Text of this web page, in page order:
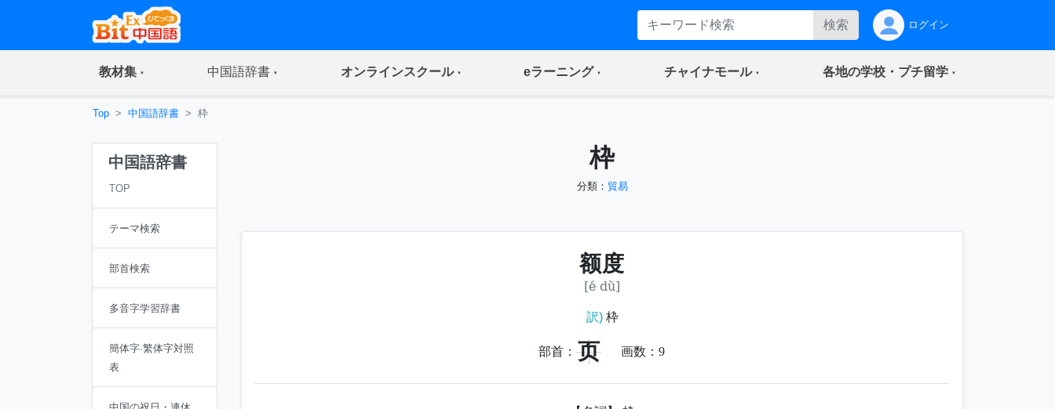
検索 ログイン
教材集(current) 中国語辞書(current) オンラインスクール(current) eラーニング(current) チャイナモール(current) 各地の学校・プチ留学(current)
Top 中国語辞書 枠
中国語辞書
TOP
テーマ検索
部首検索
多音字学習辞書
簡体字·繁体字対照
表
枠
分類： 貿易
额度
[é dù]
訳)枠
部首： 页 画数： 9